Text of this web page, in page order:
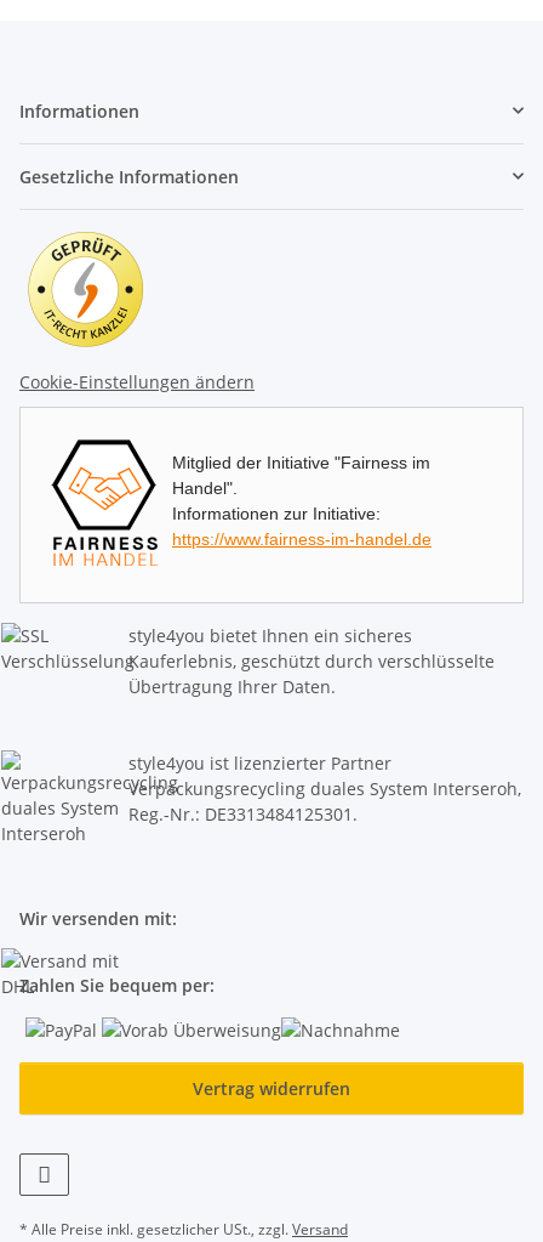
Informationen
Gesetzliche Informationen
Cookie-Einstellungen ändern
Mitglied der Initiative "Fairness im
Handel".
Informationen zur Initiative:
https://www.fairness-im-handel.de
style4you bietet Ihnen ein sicheres
Kauferlebnis, geschützt durch verschlüsselte
Übertragung Ihrer Daten.
style4you ist lizenzierter Partner
Verpackungsrecycling duales System Interseroh,
Reg.-Nr.: DE3313484125301.
Wir versenden mit:
Zahlen Sie bequem per:
Vertrag widerrufen
* Alle Preise inkl. gesetzlicher USt., zzgl.Versand